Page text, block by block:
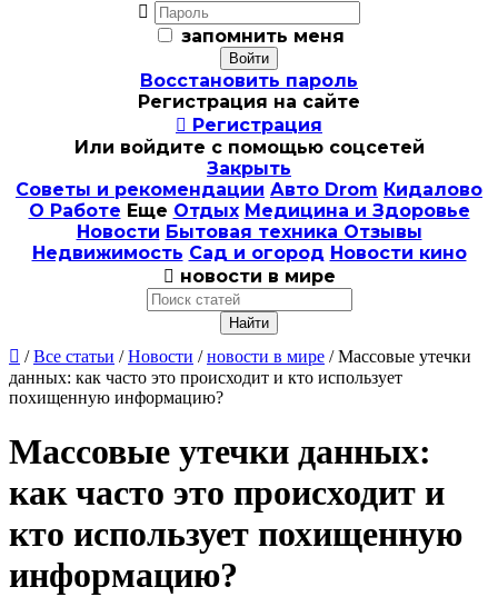

запомнить меня
Восстановить пароль
Регистрация на сайте
 Регистрация
Или войдите с помощью соцсетей
Закрыть
Советы и рекомендации Авто Drom Кидалово
О Работе Еще Отдых Медицина и Здоровье
Новости Бытовая техника Отзывы
Недвижимость Сад и огород Новости кино
 новости в мире
 /Все статьи /Новости /новости в мире / Массовые утечки
данных: как часто это происходит и кто использует
похищенную информацию?
Массовые утечки данных:
как часто это происходит и
кто использует похищенную
информацию?